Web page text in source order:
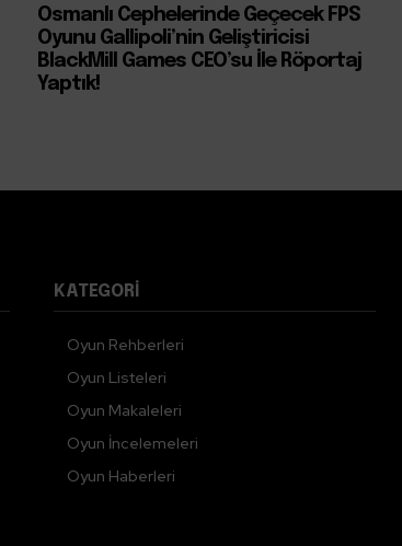
Osmanlı Cephelerinde Geçecek FPS
Oyunu Gallipoli’nin Geliştiricisi
BlackMill Games CEO’su İle Röportaj
Yaptık!
KATEGORI
Oyun Rehberleri
Oyun Listeleri
Oyun Makaleleri
Oyun İncelemeleri
Oyun Haberleri